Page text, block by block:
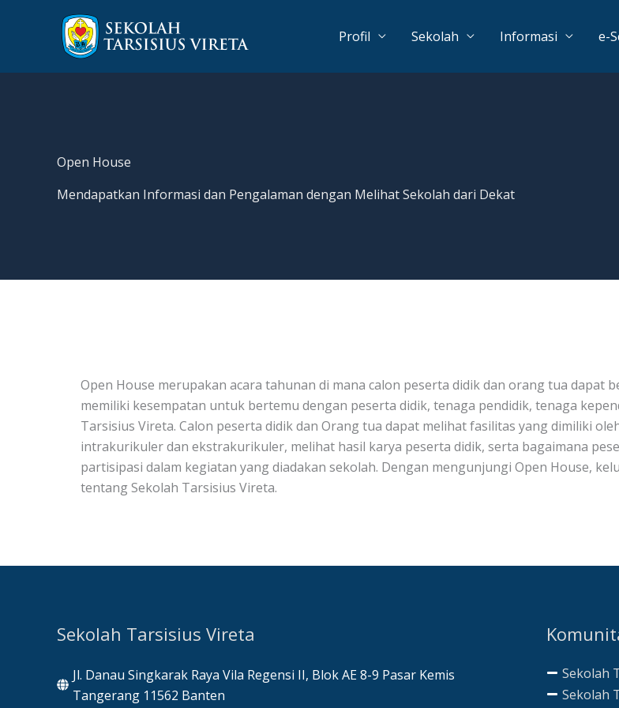
Profil Sekolah Informasi e-
Open House
Mendapatkan Informasi dan Pengalaman dengan Melihat Sekolah dari Dekat
Open House merupakan acara tahunan di mana calon peserta didik dan orang tua dapat
memiliki kesempatan untuk bertemu dengan peserta didik, tenaga pendidik, tenaga
Tarsisius Vireta. Calon peserta didik dan Orang tua dapat melihat fasilitas yang dimiliki
intrakurikuler dan ekstrakurikuler, melihat hasil karya peserta didik, serta bagaimana
partisipasi dalam kegiatan yang diadakan sekolah. Dengan mengunjungi Open House,
tentang Sekolah Tarsisius Vireta.
Sekolah Tarsisius Vireta
Jl. Danau Singkarak Raya Vila Regensi II, Blok AE 8-9 Pasar Kemis
Tangerang 11562 Banten
Sekolah
Sekolah